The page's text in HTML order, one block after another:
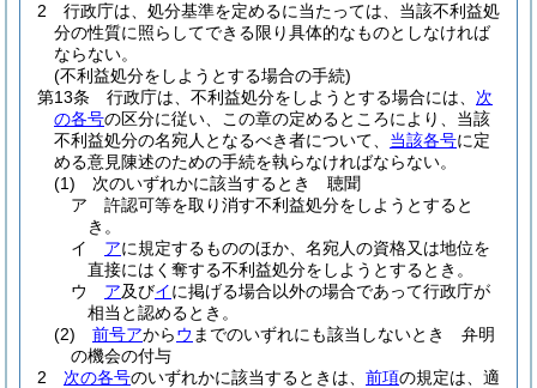
2
行政庁は、処分基準を定めるに当たっては、当該不利益処
分の性質に照らしてできる限り具体的なものとしなければ
ならない。
(不利益処分をしようとする場合の手続)
第13条
行政庁は、不利益処分をしようとする場合には、 次
の各号の区分に従い、この章の定めるところにより、当該
不利益処分の名宛人となるべき者について、 当該各号に定
める意見陳述のための手続を執らなければならない。
(1)
次のいずれかに該当するとき 聴聞
ア
許認可等を取り消す不利益処分をしようとすると
き。
イ
アに規定するもののほか、名宛人の資格又は地位を
直接にはく奪する不利益処分をしようとするとき。
ウ
ア及びイに掲げる場合以外の場合であって行政庁が
相当と認めるとき。
(2)
前号アからウ までのいずれにも該当しないとき 弁明
の機会の付与
2
次の各号のいずれかに該当するときは、 前項の規定は、適